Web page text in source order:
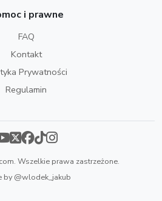
i prawne
FAQ
Kontakt
Prywatności
Regulamin
Wszelkie prawa zastrzeżone.
by@wlodek_jakub